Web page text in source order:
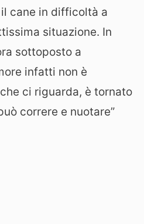
cane in difficoltà a
situazione. In
sottoposto a
infatti non è
ci riguarda, è tornato
correre e nuotare”